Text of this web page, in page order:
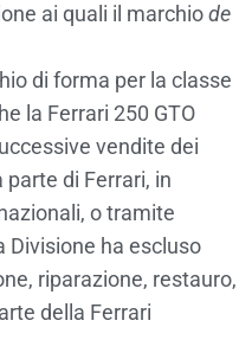
ai quali il marchiode
di forma per la classe
la Ferrari 250 GTO
vendite dei
parte di Ferrari, in
o tramite
Divisione ha escluso
riparazione, restauro,
della Ferrari